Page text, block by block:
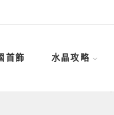
首飾 水晶攻略